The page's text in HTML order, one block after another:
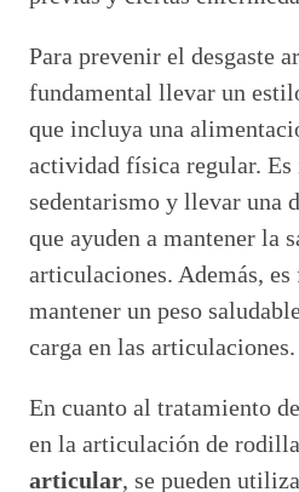
Para prevenir el desgaste
fundamental llevar un
que incluya una
actividad física regular.
sedentarismo y llevar una
que ayuden a mantener la
articulaciones. Además, es
mantener un peso
carga en las articulaciones.
En cuanto al tratamiento
en la articulación de
articular, se pueden